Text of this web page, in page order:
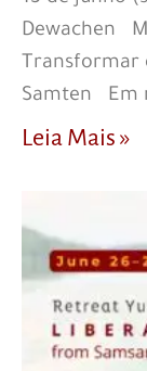
Dewachen
Transformar
Samten Em
Leia Mais »